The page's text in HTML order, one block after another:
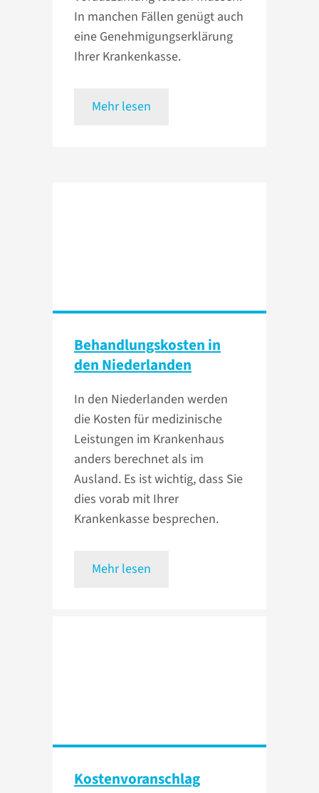
In manchen Fällen genügt auch
eine Genehmigungserklärung
Ihrer Krankenkasse.
Mehr lesen
Behandlungs­kosten in
den Niederlanden
In den Niederlanden werden
die Kosten für medizinische
Leistungen im Krankenhaus
anders berechnet als im
Ausland. Es ist wichtig, dass Sie
dies vorab mit Ihrer
Krankenkasse besprechen.
Mehr lesen
Kosten­voranschlag